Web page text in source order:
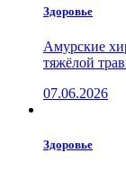
Здоровье
Амурские
тяжёлой
07.06.2026
Здоровье